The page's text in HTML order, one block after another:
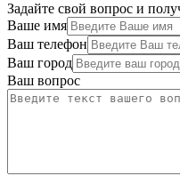
Задайте свой вопрос и
Ваше имя
Ваш телефон
Ваш город
Ваш вопрос